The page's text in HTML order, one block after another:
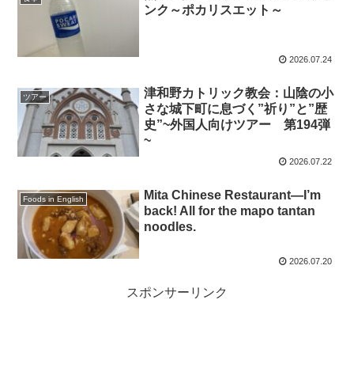
ンク～ポカリスエット～
2026.07.24
ツアー
津和野カトリック教会：山陰の小
さな城下町に息づく”祈り”と”歴
史”~外国人向けツアー 第194弾
~
2026.07.22
Foods in English
Mita Chinese Restaurant—I’m
back! All for the mapo tantan
noodles.
2026.07.20
スポンサーリンク